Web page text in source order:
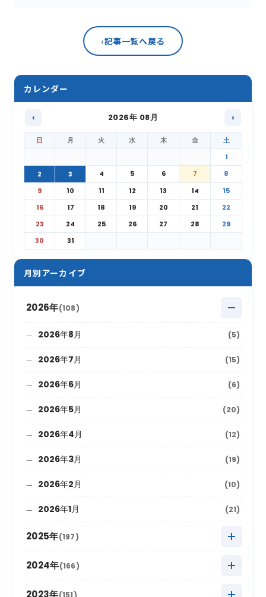
‹記事一覧へ戻る
カレンダー
‹ 2026年 08月 ›
日 月 火 水 木 金
土
1
2
3 4 5 6 7
8
9
10 11 12 13 14
15
16
17 18 19 20 21
22
23
24 25 26 27 28
29
30
31
月別アーカイブ
2026年(108)
2026年8月 (5)
2026年7月 (15)
2026年6月 (6)
2026年5月 (20)
2026年4月 (12)
2026年3月 (19)
2026年2月 (10)
2026年1月 (21)
2025年(197)
2025年12月 (9)
2025年11月
2024年(166)
2024年12月 (8)